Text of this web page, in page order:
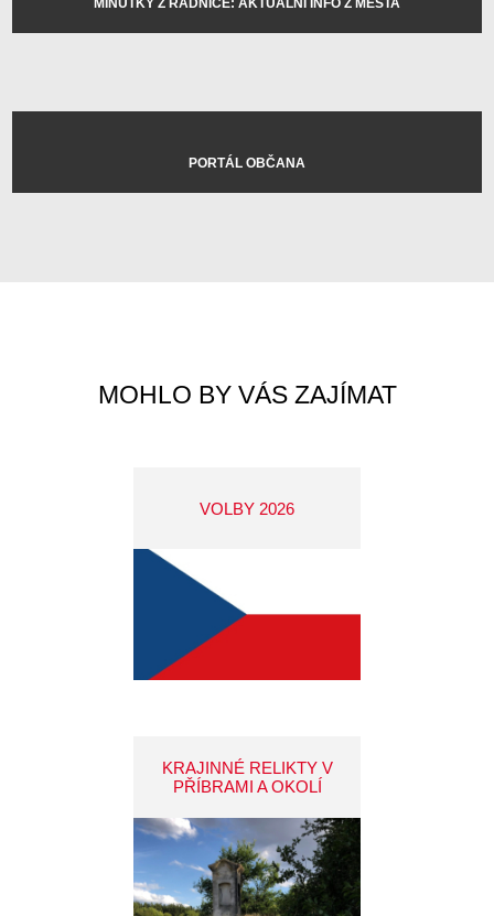
MINUTKY Z RADNICE: AKTUÁLNÍ INFO Z MĚSTA
PORTÁL OBČANA
MOHLO BY VÁS ZAJÍMAT
VOLBY 2026
KRAJINNÉ RELIKTY V
PŘÍBRAMI A OKOLÍ